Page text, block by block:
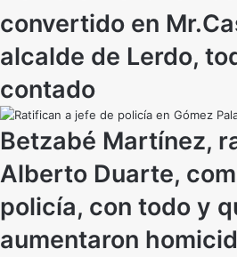
convertido en
alcalde de Lerdo,
contado
Betzabé Martínez,
Alberto Duarte,
policía, con todo y
aumentaron